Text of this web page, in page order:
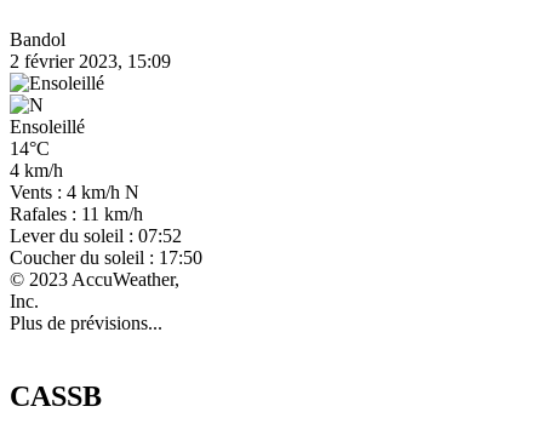
Bandol
2 février 2023, 15:09
Ensoleillé
14°C
4 km/h
Vents : 4 km/h N
Rafales : 11 km/h
Lever du soleil : 07:52
Coucher du soleil : 17:50
© 2023 AccuWeather,
Inc.
Plus de prévisions...
CASSB